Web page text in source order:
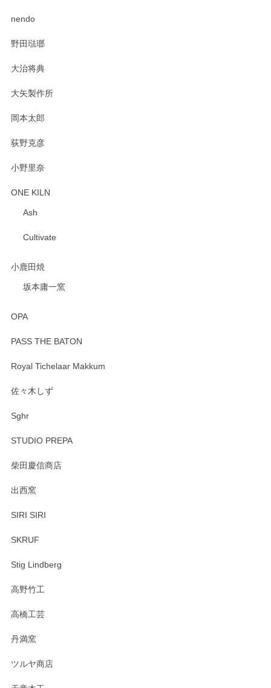
nendo
野田琺瑯
大治将典
大矢製作所
岡本太郎
荻野克彦
小野里奈
ONE KILN
Ash
Cultivate
小鹿田焼
坂本庸一窯
OPA
PASS THE BATON
Royal Tichelaar Makkum
佐々木しず
Sghr
STUDIO PREPA
柴田慶信商店
出西窯
SIRI SIRI
SKRUF
Stig Lindberg
高野竹工
高橋工芸
丹満窯
ツルヤ商店